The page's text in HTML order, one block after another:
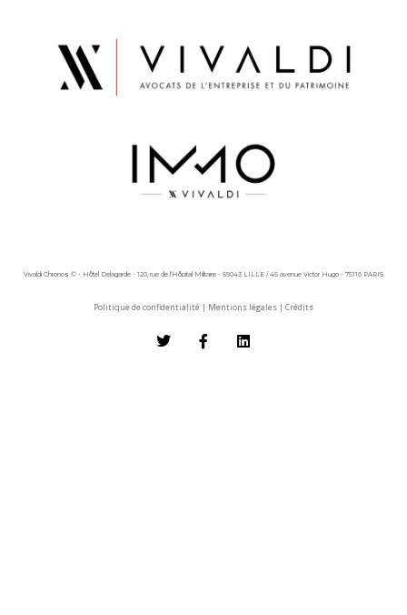
Vivaldi Chronos © - Hôtel Delagarde - 120, rue de l'Hôpital Militaire - 59043 LILLE / 45 avenue Victor Hugo - 75116 PARIS
Politique de confidentialité | Mentions légales | Crédits